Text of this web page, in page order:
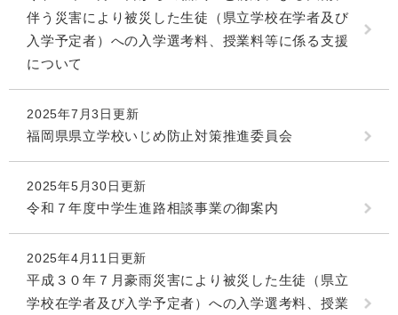
伴う災害により被災した生徒（県立学校在学者及び
入学予定者）への入学選考料、授業料等に係る支援
について
2025年7月3日更新
福岡県県立学校いじめ防止対策推進委員会
2025年5月30日更新
令和７年度中学生進路相談事業の御案内
2025年4月11日更新
平成３０年７月豪雨災害により被災した生徒（県立
学校在学者及び入学予定者）への入学選考料、授業